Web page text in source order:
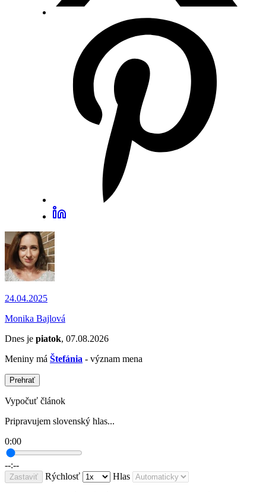
24.04.2025
Monika Bajlová
Dnes je piatok, 07.08.2026
Meniny má Štefánia - význam mena
Prehrať
Vypočuť článok
Pripravujem slovenský hlas...
0:00
--:--
Zastaviť Rýchlosť Hlas